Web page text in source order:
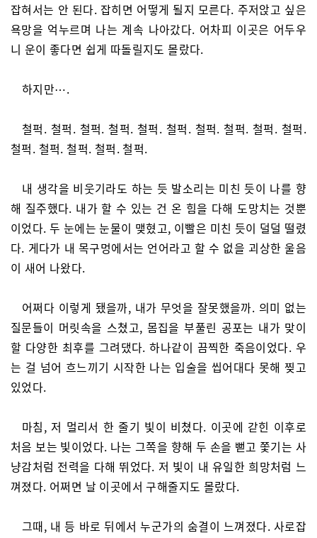
잡혀서는 안 된다. 잡히면 어떻게 될지 모른다. 주저앉고 싶은
욕망을 억누르며 나는 계속 나아갔다. 어차피 이곳은 어두우
니 운이 좋다면 쉽게 따돌릴지도 몰랐다.
하지만⋯.
철퍽. 철퍽. 철퍽. 철퍽. 철퍽. 철퍽. 철퍽. 철퍽. 철퍽. 철퍽.
철퍽. 철퍽. 철퍽. 철퍽. 철퍽.
내 생각을 비웃기라도 하는 듯 발소리는 미친 듯이 나를 향
해 질주했다. 내가 할 수 있는 건 온 힘을 다해 도망치는 것뿐
이었다. 두 눈에는 눈물이 맺혔고, 이빨은 미친 듯이 덜덜 떨렸
다. 게다가 내 목구멍에서는 언어라고 할 수 없을 괴상한 울음
이 새어 나왔다.
어쩌다 이렇게 됐을까, 내가 무엇을 잘못했을까. 의미 없는
질문들이 머릿속을 스쳤고, 몸집을 부풀린 공포는 내가 맞이
할 다양한 최후를 그려댔다. 하나같이 끔찍한 죽음이었다. 우
는 걸 넘어 흐느끼기 시작한 나는 입술을 씹어대다 못해 찢고
있었다.
마침, 저 멀리서 한 줄기 빛이 비쳤다. 이곳에 갇힌 이후로
처음 보는 빛이었다. 나는 그쪽을 향해 두 손을 뻗고 쫓기는 사
냥감처럼 전력을 다해 뛰었다. 저 빛이 내 유일한 희망처럼 느
껴졌다. 어쩌면 날 이곳에서 구해줄지도 몰랐다.
그때, 내 등 바로 뒤에서 누군가의 숨결이 느껴졌다. 사로잡